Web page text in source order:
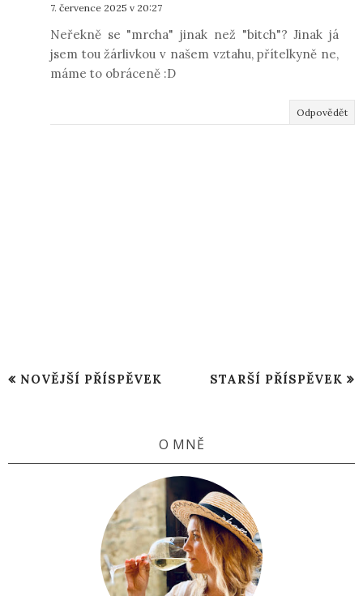
7. července 2025 v 20:27
Neřekně se "mrcha" jinak než "bitch"? Jinak já
jsem tou žárlivkou v našem vztahu, přítelkyně ne,
máme to obráceně :D
Odpovědět
NOVĚJŠÍ PŘÍSPĚVEK STARŠÍ PŘÍSPĚVEK
O MNĚ